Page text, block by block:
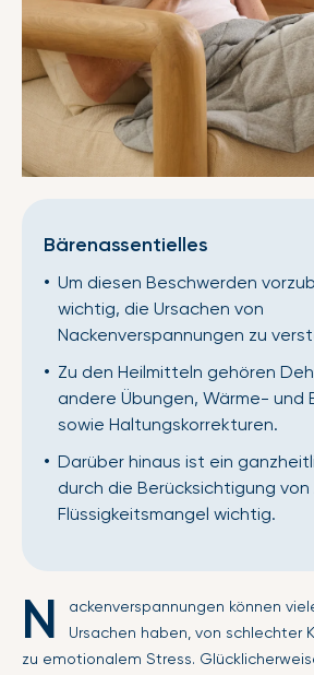
Bärenassentielles
Um diesen Beschwerden
wichtig, die Ursachen von
Nackenverspannungen zu
Zu den Heilmitteln gehören
andere Übungen, Wärme- und
sowie Haltungskorrekturen.
Darüber hinaus ist ein
durch die Berücksichtigung
Flüssigkeitsmangel wichtig.
N
ackenverspannungen können
Ursachen haben, von schlechter
zu emotionalem Stress.